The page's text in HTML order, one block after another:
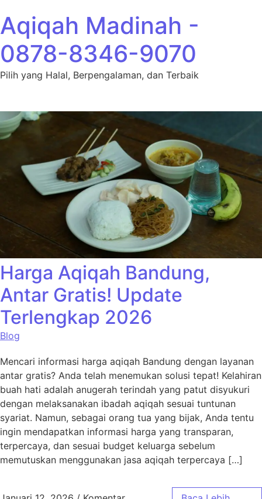
Aqiqah Madinah -
0878-8346-9070
Pilih yang Halal, Berpengalaman, dan Terbaik
Harga Aqiqah Bandung,
Antar Gratis! Update
Terlengkap 2026
Blog
Mencari informasi harga aqiqah Bandung dengan layanan
antar gratis? Anda telah menemukan solusi tepat! Kelahiran
buah hati adalah anugerah terindah yang patut disyukuri
dengan melaksanakan ibadah aqiqah sesuai tuntunan
syariat. Namun, sebagai orang tua yang bijak, Anda tentu
ingin mendapatkan informasi harga yang transparan,
terpercaya, dan sesuai budget keluarga sebelum
memutuskan menggunakan jasa aqiqah terpercaya […]